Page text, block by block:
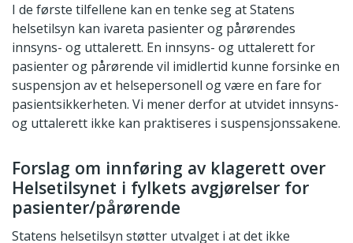
I de første tilfellene kan en tenke seg at Statens
helsetilsyn kan ivareta pasienter og pårørendes
innsyns- og uttalerett. En innsyns- og uttalerett for
pasienter og pårørende vil imidlertid kunne forsinke en
suspensjon av et helsepersonell og være en fare for
pasientsikkerheten. Vi mener derfor at utvidet innsyns-
og uttalerett ikke kan praktiseres i suspensjonssakene.
Forslag om innføring av klagerett over
Helsetilsynet i fylkets avgjørelser for
pasienter/pårørende
Statens helsetilsyn støtter utvalget i at det ikke